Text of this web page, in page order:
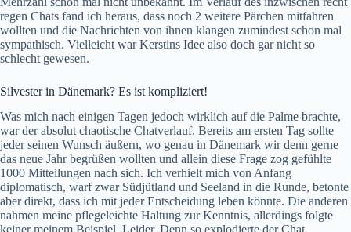
regen Chats fand ich heraus, dass noch 2 weitere Pärchen mitfahren
wollten und die Nachrichten von ihnen klangen zumindest schon mal
sympathisch. Vielleicht war Kerstins Idee also doch gar nicht so
schlecht gewesen.
Silvester in Dänemark? Es ist kompliziert!
Was mich nach einigen Tagen jedoch wirklich auf die Palme brachte,
war der absolut chaotische Chatverlauf. Bereits am ersten Tag sollte
jeder seinen Wunsch äußern, wo genau in Dänemark wir denn gerne
das neue Jahr begrüßen wollten und allein diese Frage zog gefühlte
1000 Mitteilungen nach sich. Ich verhielt mich von Anfang
diplomatisch, warf zwar Südjütland und Seeland in die Runde, betonte
aber direkt, dass ich mit jeder Entscheidung leben könnte. Die anderen
nahmen meine pflegeleichte Haltung zur Kenntnis, allerdings folgte